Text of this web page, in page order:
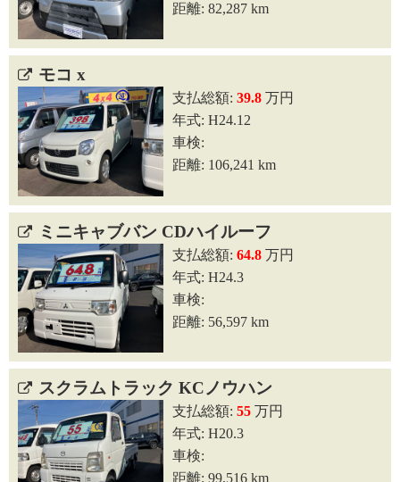
距離: 82,287 km
モコ x
支払総額:39.8 万円
年式: H24.12
車検:
距離: 106,241 km
ミニキャブバン CDハイルーフ
支払総額:64.8 万円
年式: H24.3
車検:
距離: 56,597 km
スクラムトラック KCノウハン
支払総額:55 万円
年式: H20.3
車検:
距離: 99,516 km